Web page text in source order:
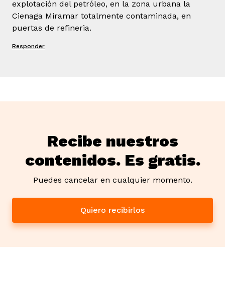
explotación del petróleo, en la zona urbana la
Cienaga Miramar totalmente contaminada, en
puertas de refineria.
Responder
Recibe nuestros
contenidos. Es gratis.
Puedes cancelar en cualquier momento.
Quiero recibirlos